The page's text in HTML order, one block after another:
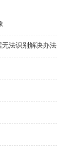
无法识别解决办法